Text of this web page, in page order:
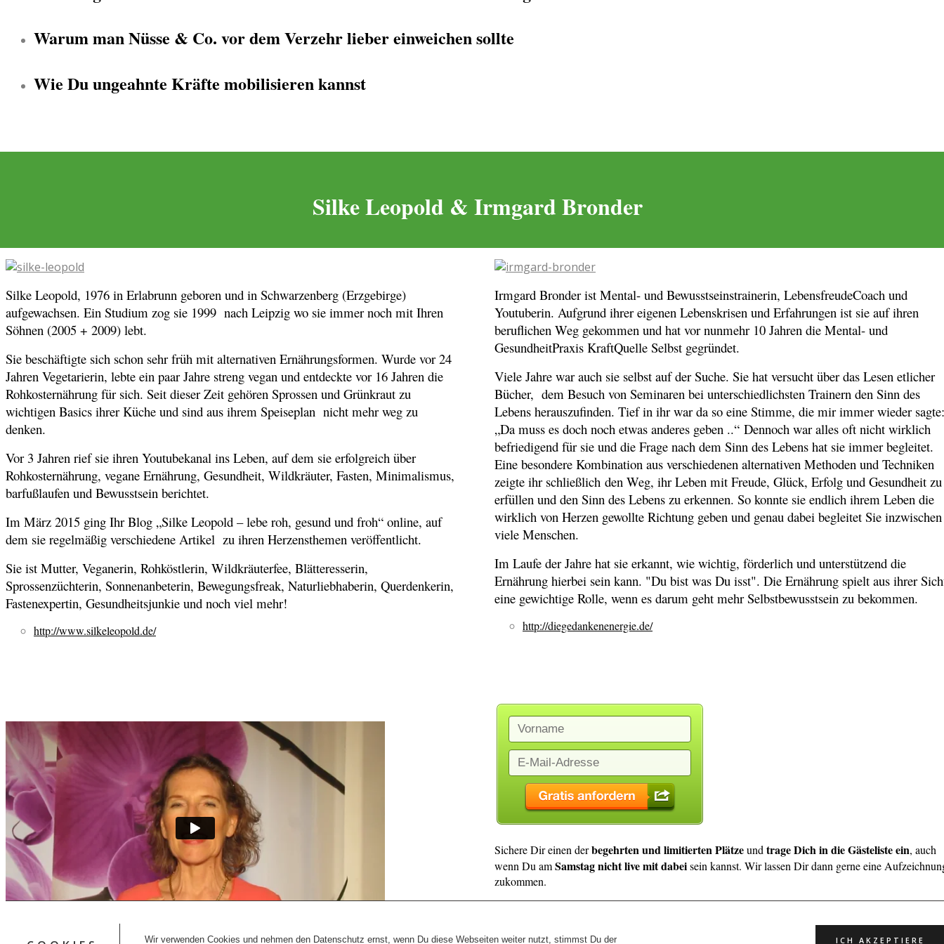
Wir verwenden Cookies und nehmen den Datenschutz ernst, wenn Du diese Webseiten weiter nutzt, stimmst Du der ICH AKZEPTIERE
Warum man Nüsse & Co. vor dem Verzehr lieber einweichen sollte
Wie Du ungeahnte Kräfte mobilisieren kannst
Silke Leopold & Irmgard Bronder
Silke Leopold, 1976 in Erlabrunn geboren und in Schwarzenberg (Erzgebirge)
aufgewachsen. Ein Studium zog sie 1999 nach Leipzig wo sie immer noch mit Ihren
Söhnen (2005 + 2009) lebt.
Sie beschäftigte sich schon sehr früh mit alternativen Ernährungsformen. Wurde vor 24
Jahren Vegetarierin, lebte ein paar Jahre streng vegan und entdeckte vor 16 Jahren die
Rohkosternährung für sich. Seit dieser Zeit gehören Sprossen und Grünkraut zu
wichtigen Basics ihrer Küche und sind aus ihrem Speiseplan nicht mehr weg zu
denken.
Vor 3 Jahren rief sie ihren Youtubekanal ins Leben, auf dem sie erfolgreich über
Rohkosternährung, vegane Ernährung, Gesundheit, Wildkräuter, Fasten, Minimalismus,
barfußlaufen und Bewusstsein berichtet.
Im März 2015 ging Ihr Blog „Silke Leopold – lebe roh, gesund und froh“ online, auf
dem sie regelmäßig verschiedene Artikel zu ihren Herzensthemen veröffentlicht.
Sie ist Mutter, Veganerin, Rohköstlerin, Wildkräuterfee, Blätteresserin,
Sprossenzüchterin, Sonnenanbeterin, Bewegungsfreak, Naturliebhaberin, Querdenkerin,
Fastenexpertin, Gesundheitsjunkie und noch viel mehr!
http://www.silkeleopold.de/
Irmgard Bronder ist Mental- und Bewusstseinstrainerin, LebensfreudeCoach und
Youtuberin. Aufgrund ihrer eigenen Lebenskrisen und Erfahrungen ist sie auf ihren
beruflichen Weg gekommen und hat vor nunmehr 10 Jahren die Mental- und
GesundheitPraxis KraftQuelle Selbst gegründet.
Viele Jahre war auch sie selbst auf der Suche. Sie hat versucht über das Lesen etlicher
Bücher, dem Besuch von Seminaren bei unterschiedlichsten Trainern den Sinn des
Lebens herauszufinden. Tief in ihr war da so eine Stimme, die mir immer wieder sagte:
„Da muss es doch noch etwas anderes geben ..“ Dennoch war alles oft nicht wirklich
befriedigend für sie und die Frage nach dem Sinn des Lebens hat sie immer begleitet.
Eine besondere Kombination aus verschiedenen alternativen Methoden und Techniken
zeigte ihr schließlich den Weg, ihr Leben mit Freude, Glück, Erfolg und Gesundheit zu
erfüllen und den Sinn des Lebens zu erkennen. So konnte sie endlich ihrem Leben die
wirklich von Herzen gewollte Richtung geben und genau dabei begleitet Sie inzwischen
viele Menschen.
Im Laufe der Jahre hat sie erkannt, wie wichtig, förderlich und unterstützend die
Ernährung hierbei sein kann. "Du bist was Du isst". Die Ernährung spielt aus ihrer
eine gewichtige Rolle, wenn es darum geht mehr Selbstbewusstsein zu bekommen.
http://diegedankenenergie.de/
Sichere Dir einen derbegehrten und limitierten Plätzeundtrage Dich in die Gästeliste ein, auch
wenn Du amSamstag nicht live mit dabeisein kannst. Wir lassen Dir dann gerne eine
zukommen.